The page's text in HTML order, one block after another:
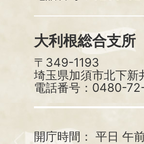
大利根総合支所
〒349-1193
埼玉県加須市北下新
電話番号：0480-72-
開庁時間： 平日 午